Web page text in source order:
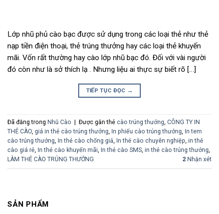
Lớp nhũ phủ cào bạc được sử dụng trong các loại thẻ như thẻ
nạp tiền điện thoại, thẻ trúng thưởng hay các loại thẻ khuyến
mãi. Vốn rất thường hay cào lớp nhũ bạc đó. Đối với vài người
đó còn như là sở thích lạ . Nhưng liệu ai thực sự biết rõ […]
TIẾP TỤC ĐỌC →
Đã đăng trong Nhũ Cào Được gắn thẻ cào trúng thưởng, CÔNG TY IN
THẺ CÀO, giá in thẻ cào trúng thưởng, In phiếu cào trúng thưởng, In tem
cào trúng thưởng, In thẻ cào chống giả, In thẻ cào chuyên nghiệp, in thẻ
cào giá rẻ, In thẻ cào khuyến mãi, In thẻ cào SMS, in thẻ cào trúng thưởng,
LÀM THẺ CÀO TRÚNG THƯỞNG
2 Nhận xét
SẢN PHẨM